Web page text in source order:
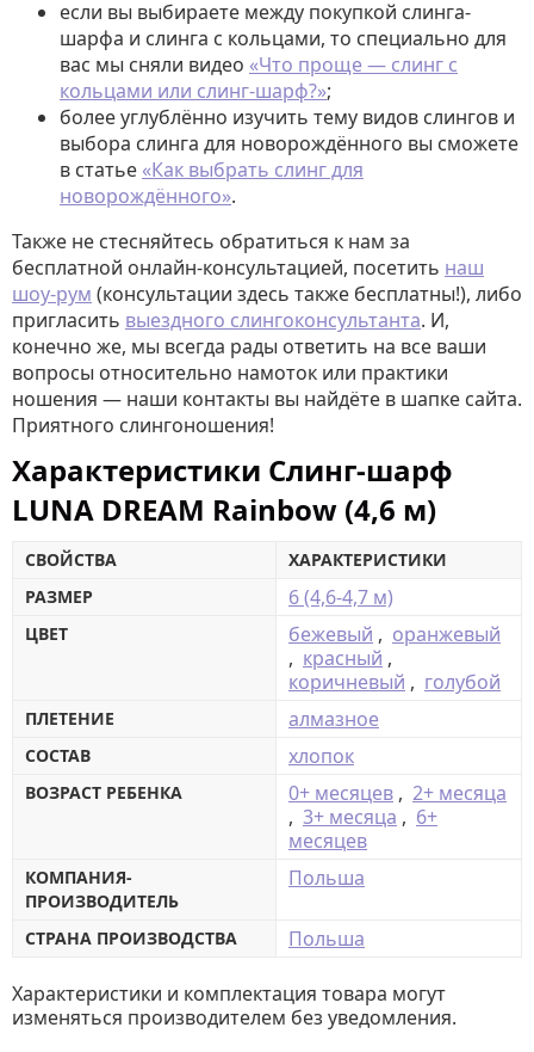
если вы выбираете между покупкой слинга-
шарфа и слинга с кольцами, то специально для
вас мы сняли видео «Что проще — слинг с
кольцами или слинг-шарф?»;
более углублённо изучить тему видов слингов и
выбора слинга для новорождённого вы сможете
в статье «Как выбрать слинг для
новорождённого».
Также не стесняйтесь обратиться к нам за
бесплатной онлайн-консультацией, посетить наш
шоу-рум (консультации здесь также бесплатны!), либо
пригласить выездного слингоконсультанта. И,
конечно же, мы всегда рады ответить на все ваши
вопросы относительно намоток или практики
ношения — наши контакты вы найдёте в шапке сайта.
Приятного слингоношения!
Характеристики Слинг-шарф
LUNA DREAM Rainbow (4,6 м)
СВОЙСТВА
ХАРАКТЕРИСТИКИ
РАЗМЕР
6 (4,6-4,7 м)
ЦВЕТ бежевый , оранжевый
, красный ,
коричневый , голубой
ПЛЕТЕНИЕ алмазное
СОСТАВ хлопок
ВОЗРАСТ РЕБЕНКА 0+ месяцев , 2+ месяца
, 3+ месяца , 6+
месяцев
КОМПАНИЯ-
ПРОИЗВОДИТЕЛЬ
Польша
СТРАНА ПРОИЗВОДСТВА Польша
Характеристики и комплектация товара могут
изменяться производителем без уведомления.